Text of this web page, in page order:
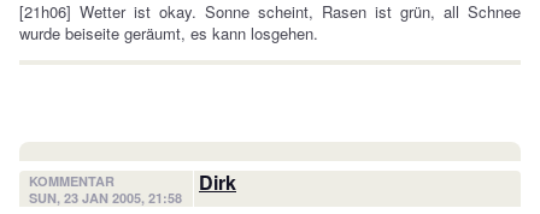
[21h06] Wetter ist okay. Sonne scheint, Rasen ist grün, all Schnee
wurde beiseite geräumt, es kann losgehen.
KOMMENTAR
SUN, 23 JAN 2005, 21:58
Dirk